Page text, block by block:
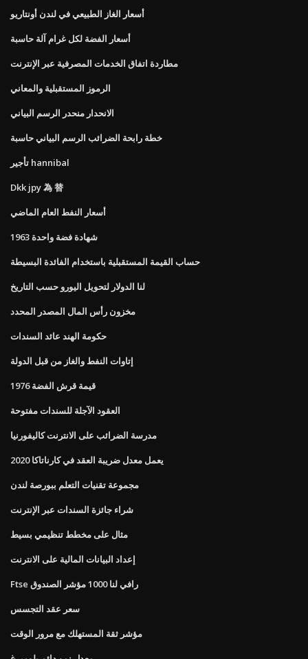
أسعار الغاز الطبيعي في لندن أونتاريو
أسعار الفضة لكل غرام آلة حاسبة
مطاردة اتفاق الخدمات المصرفية عبر الإنترنت
الرموز المستقبلية والمعاني
الانحدار منحدر الرسم البياني
خطة رابحة الضرائب الرسم البياني حاسبة
تأجير hannibal
Dkk jpy 為 替
أسعار النفط العام الماضي
1963 شهادة فضة واحدة
حساب القيمة المستقبلية باستخدام الفائدة البسيطة
لنا الدولار لتحويل اليورو حسب التاريخ
مخزون رأس المال المصدر المحدد
حكومة الهند عائد السندات
إتاوات النفط والغاز من قبل الدولة
1976 قيمة قرش الفضة
العقود الآجلة للسندات مفتوحة
مدرسة الضرائب على الانترنت كاليفورنيا
يعمل معدل ضريبة العقد في كارناتاكا 2020
مجموعة تقنيات التعلم ببورصة لندن
شراء جائزة السندات عبر الإنترنت
مثال على مخطط تنظيمي بسيط
إعداد البيانات المالية على الانترنت
Ftse رافي لنا 1000 مؤشر الصندوق
سعر عقد التجسس
مؤشر ثقة المستهلك مع مرور الوقت